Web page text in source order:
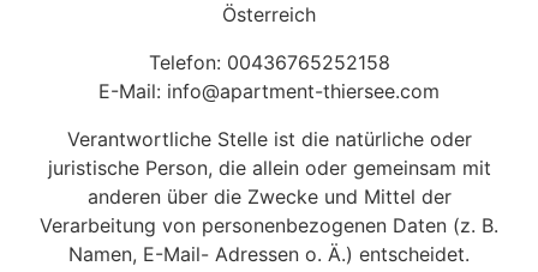
Österreich
Telefon: 00436765252158
E-Mail: info@apartment-thiersee.com
Verantwortliche Stelle ist die natürliche oder
juristische Person, die allein oder gemeinsam mit
anderen über die Zwecke und Mittel der
Verarbeitung von personenbezogenen Daten (z. B.
Namen, E-Mail- Adressen o. Ä.) entscheidet.